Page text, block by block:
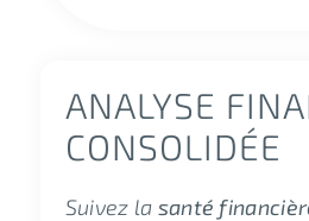
ANALYSE
CONSOLIDÉE
Suivez la santé